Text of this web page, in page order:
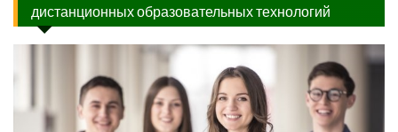
дистанционных образовательных технологий